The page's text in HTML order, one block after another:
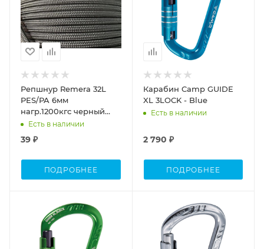
Репшнур Remera 32L
PES/PA 6мм
нагр.1200кгс черный
(6мм)
Есть в наличии
39 ₽
ПОДРОБНЕЕ
Карабин Camp GUIDE
XL 3LOCK - Blue
Есть в наличии
2 790 ₽
ПОДРОБНЕЕ